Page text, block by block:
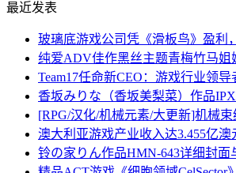
最近发表
玻璃底游戏公司凭《滑板鸟》盈利
纯爱ADV佳作黑丝主题青梅竹马
Team17任命新CEO：游戏行业领
香坂みりな（香坂美梨菜）作品
[RPG/汉化/机械元素/大更新]机械
澳大利亚游戏产业收入达3.455亿
铃の家りん作品HMN-643详细封面